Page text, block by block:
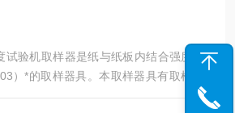
试验机取样器是纸与纸板内结合强度测试
）*的取样器具。本取样器具有取样尺寸
点，是造纸、包装、科研、质检等行业的